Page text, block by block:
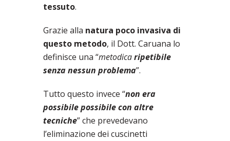
tessuto.
Grazie alla natura poco invasiva di
questo metodo, il Dott. Caruana lo
definisce una “metodicaripetibile
senza nessun problema”.
Tutto questo invece “non era
possibile possibile con altre
tecniche” che prevedevano
l’eliminazione dei cuscinetti